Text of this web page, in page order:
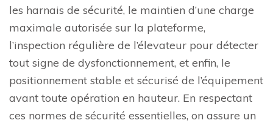
les harnais de sécurité, le maintien d’une charge
maximale autorisée sur la plateforme,
l’inspection régulière de l’élevateur pour détecter
tout signe de dysfonctionnement, et enfin, le
positionnement stable et sécurisé de l’équipement
avant toute opération en hauteur. En respectant
ces normes de sécurité essentielles, on assure un